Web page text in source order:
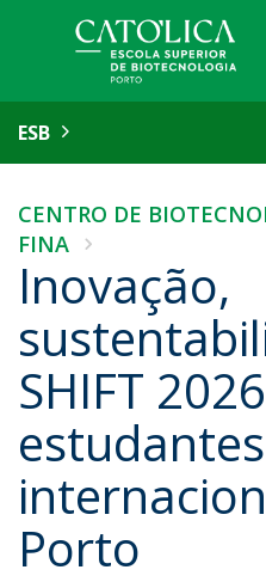
ESB
CENTRO DE
FINA
Inovação,
SHIFT
estudantes
Porto